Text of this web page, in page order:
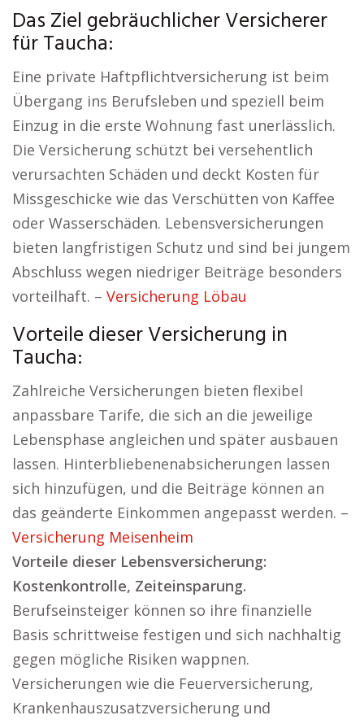
Das Ziel gebräuchlicher Versicherer
für Taucha:
Eine private Haftpflichtversicherung ist beim
Übergang ins Berufsleben und speziell beim
Einzug in die erste Wohnung fast unerlässlich.
Die Versicherung schützt bei versehentlich
verursachten Schäden und deckt Kosten für
Missgeschicke wie das Verschütten von Kaffee
oder Wasserschäden. Lebensversicherungen
bieten langfristigen Schutz und sind bei jungem
Abschluss wegen niedriger Beiträge besonders
vorteilhaft. – Versicherung Löbau
Vorteile dieser Versicherung in
Taucha:
Zahlreiche Versicherungen bieten flexibel
anpassbare Tarife, die sich an die jeweilige
Lebensphase angleichen und später ausbauen
lassen. Hinterbliebenenabsicherungen lassen
sich hinzufügen, und die Beiträge können an
das geänderte Einkommen angepasst werden. –
Versicherung Meisenheim
Vorteile dieser Lebensversicherung:
Kostenkontrolle, Zeiteinsparung.
Berufseinsteiger können so ihre finanzielle
Basis schrittweise festigen und sich nachhaltig
gegen mögliche Risiken wappnen.
Versicherungen wie die Feuerversicherung,
Krankenhauszusatzversicherung und